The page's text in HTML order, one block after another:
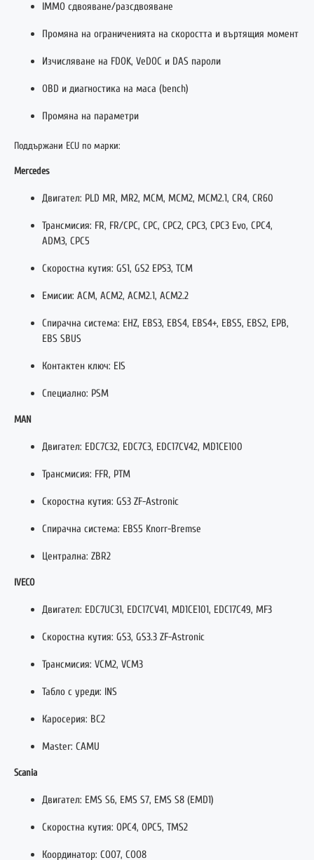
IMMO сдвояване/разсдвояване
Промяна на ограниченията на скоростта и въртящия момент
Изчисляване на FDOK, VeDOC и DAS пароли
OBD и диагностика на маса (bench)
Промяна на параметри
Поддържани ECU по марки:
Mercedes
Двигател: PLD MR, MR2, MCM, MCM2, MCM2.1, CR4, CR60
Трансмисия: FR, FR/CPC, CPC, CPC2, CPC3, CPC3 Evo, CPC4,
ADM3, CPC5
Скоростна кутия: GS1, GS2 EPS3, TCM
Емисии: ACM, ACM2, ACM2.1, ACM2.2
Спирачна система: EHZ, EBS3, EBS4, EBS4+, EBS5, EBS2, EPB,
EBS SBUS
Контактен ключ: EIS
Специално: PSM
MAN
Двигател: EDC7C32, EDC7C3, EDC17CV42, MD1CE100
Трансмисия: FFR, PTM
Скоростна кутия: GS3 ZF-Astronic
Спирачна система: EBS5 Knorr-Bremse
Централна: ZBR2
IVECO
Двигател: EDC7UC31, EDC17CV41, MD1CE101, EDC17C49, MF3
Скоростна кутия: GS3, GS3.3 ZF-Astronic
Трансмисия: VCM2, VCM3
Табло с уреди: INS
Каросерия: BC2
Master: CAMU
Scania
Двигател: EMS S6, EMS S7, EMS S8 (EMD1)
Скоростна кутия: OPC4, OPC5, TMS2
Координатор: COO7, COO8